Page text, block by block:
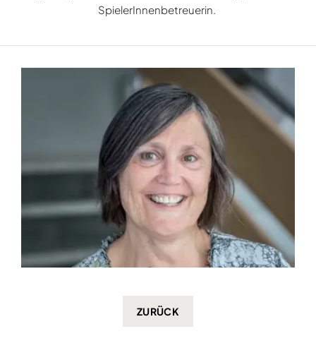
SpielerInnenbetreuerin.
ZURÜCK